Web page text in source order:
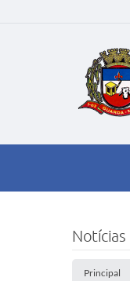
Notícias
Principal